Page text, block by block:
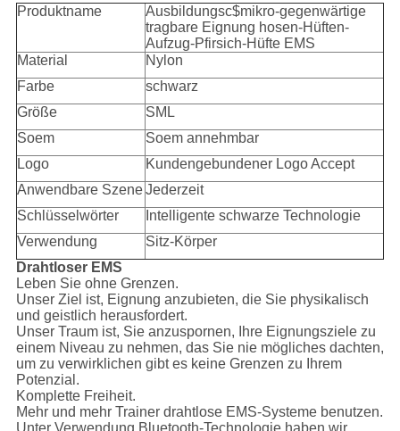
Produktname
Ausbildungsc$mikro-gegenwärtige
tragbare Eignung hosen-Hüften-
Aufzug-Pfirsich-Hüfte EMS
Material
Nylon
Farbe
schwarz
Größe
SML
Soem
Soem annehmbar
Logo
Kundengebundener Logo Accept
Anwendbare SzeneJederzeit
Schlüsselwörter
Intelligente schwarze Technologie
Verwendung
Sitz-Körper
Drahtloser EMS
Leben Sie ohne Grenzen.
Unser Ziel ist, Eignung anzubieten, die Sie physikalisch
und geistlich herausfordert.
Unser Traum ist, Sie anzuspornen, Ihre Eignungsziele zu
einem Niveau zu nehmen, das Sie nie mögliches dachten,
um zu verwirklichen gibt es keine Grenzen zu Ihrem
Potenzial.
Komplette Freiheit.
Mehr und mehr Trainer drahtlose EMS-Systeme benutzen.